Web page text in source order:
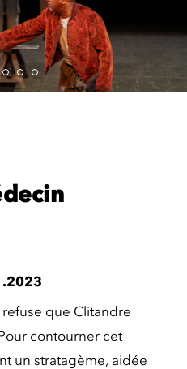
que Clitandre
contourner cet
un stratagème, aidée